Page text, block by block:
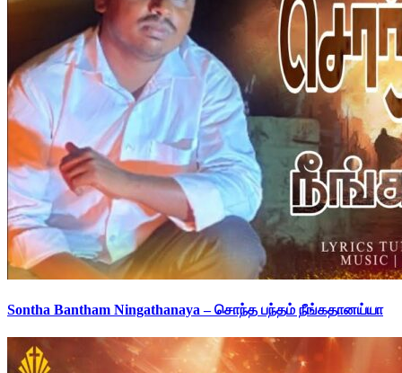
Sontha Bantham Ningathanaya – சொந்த பந்தம் நீங்கதானய்யா